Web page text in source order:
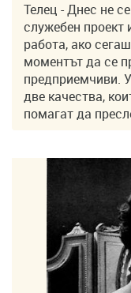
Телец - Днес не
служебен проект
работа, ако
моментът да се
предприемчиви.
две качества,
помагат да